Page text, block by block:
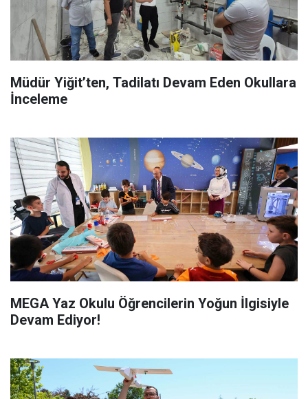
Müdür Yiğit’ten, Tadilatı Devam Eden Okullara
İnceleme
MEGA Yaz Okulu Öğrencilerin Yoğun İlgisiyle
Devam Ediyor!